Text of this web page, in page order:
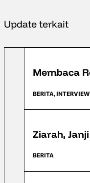
Update terkait
Membaca
BERITA, INTERVIEW
Ziarah,
BERITA